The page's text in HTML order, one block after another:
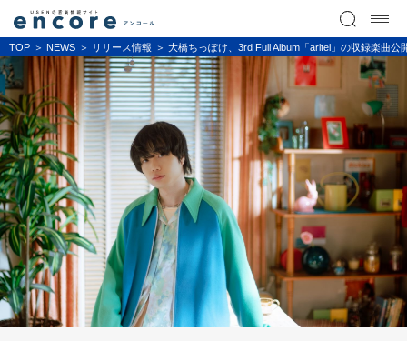
TOP NEWS リリース情報 大橋ちっぽけ、3rd Full Album「aritei」の収録楽曲